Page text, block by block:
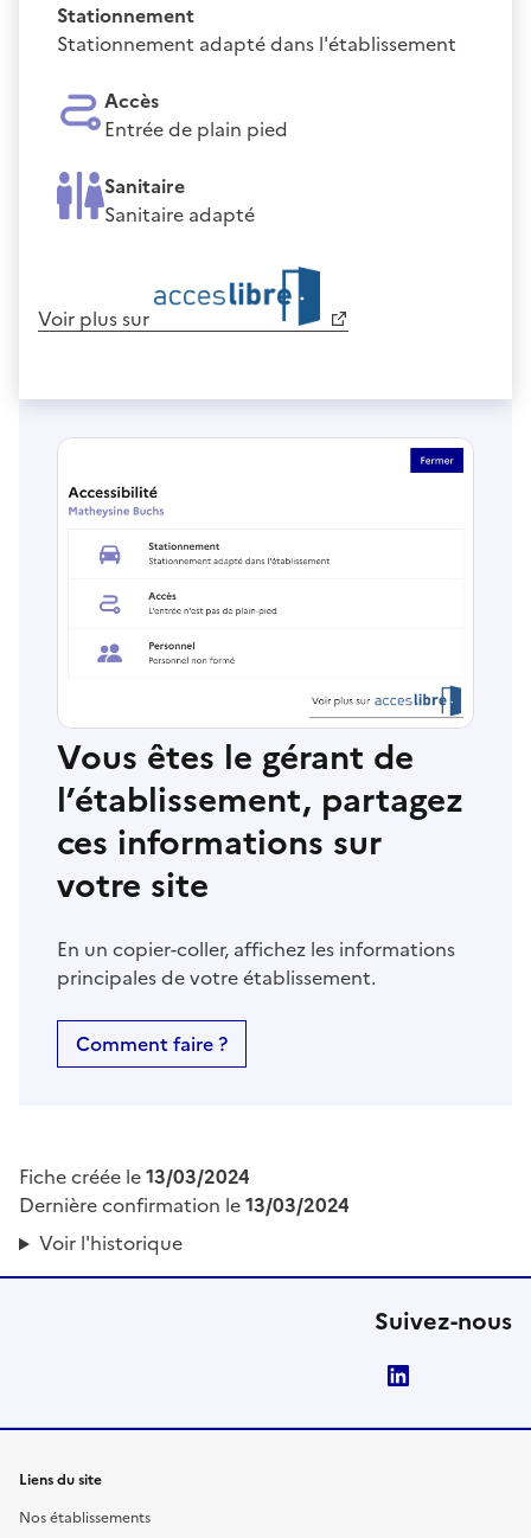
Stationnement
Stationnement adapté dans l'établissement
Accès
Entrée de plain pied
Sanitaire
Sanitaire adapté
Voir plus sur
Vous êtes le gérant de
l’établissement, partagez
ces informations sur
votre site
En un copier-coller, affichez les informations
principales de votre établissement.
Comment faire ?
Fiche créée le13/03/2024
Dernière confirmation le13/03/2024
Voir l'historique
Suivez-nous
Liens du site
Nos établissements